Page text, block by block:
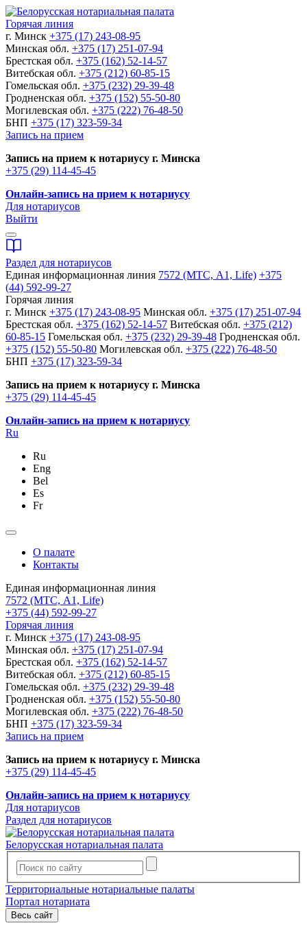
Горячая линия
г. Минск +375 (17) 243-08-95
Минская обл. +375 (17) 251-07-94
Брестская обл. +375 (162) 52-14-57
Витебская обл. +375 (212) 60-85-15
Гомельская обл. +375 (232) 29-39-48
Гродненская обл. +375 (152) 55-50-80
Могилевская обл. +375 (222) 76-48-50
БНП +375 (17) 323-59-34
Запись на прием
Запись на прием к нотариусу г. Минска
+375 (29) 114-45-45
Онлайн-запись на прием к нотариусу
Для нотариусов
Выйти
Раздел для нотариусов
Единая информационная линия 7572 (МТС, A1, Life) +375
(44) 592-99-27
Горячая линия
г. Минск +375 (17) 243-08-95 Минская обл. +375 (17) 251-07-94
Брестская обл. +375 (162) 52-14-57 Витебская обл. +375 (212)
60-85-15 Гомельская обл. +375 (232) 29-39-48 Гродненская обл.
+375 (152) 55-50-80 Могилевская обл. +375 (222) 76-48-50
БНП +375 (17) 323-59-34
Запись на прием к нотариусу г. Минска
+375 (29) 114-45-45
Онлайн-запись на прием к нотариусу
Ru
Ru
Eng
Bel
Es
Fr
О палате
Контакты
Единая информационная линия
7572 (МТС, A1, Life)
+375 (44) 592-99-27
Горячая линия
г. Минск +375 (17) 243-08-95
Минская обл. +375 (17) 251-07-94
Брестская обл. +375 (162) 52-14-57
Витебская обл. +375 (212) 60-85-15
Гомельская обл. +375 (232) 29-39-48
Гродненская обл. +375 (152) 55-50-80
Могилевская обл. +375 (222) 76-48-50
БНП +375 (17) 323-59-34
Запись на прием
Запись на прием к нотариусу г. Минска
+375 (29) 114-45-45
Онлайн-запись на прием к нотариусу
Для нотариусов
Раздел для нотариусов
Белорусская нотариальная палата
Территориальные нотариальные палаты
Портал нотариата
Весь сайт